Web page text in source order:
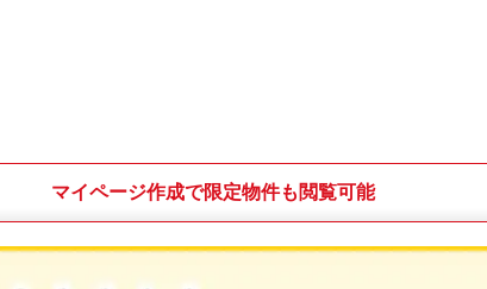
マイページ作成で限定物件も閲覧可能